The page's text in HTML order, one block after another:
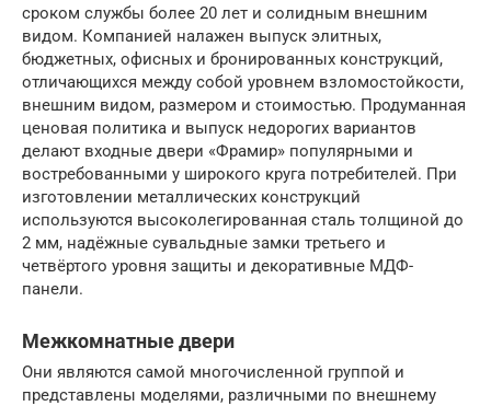
сроком службы более 20 лет и солидным внешним
видом. Компанией налажен выпуск элитных,
бюджетных, офисных и бронированных конструкций,
отличающихся между собой уровнем взломостойкости,
внешним видом, размером и стоимостью. Продуманная
ценовая политика и выпуск недорогих вариантов
делают входные двери «Фрамир» популярными и
востребованными у широкого круга потребителей. При
изготовлении металлических конструкций
используются высоколегированная сталь толщиной до
2 мм, надёжные сувальдные замки третьего и
четвёртого уровня защиты и декоративные МДФ-
панели.
Межкомнатные двери
Они являются самой многочисленной группой и
представлены моделями, различными по внешнему